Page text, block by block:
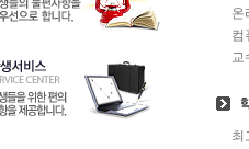
온
컴
교
최